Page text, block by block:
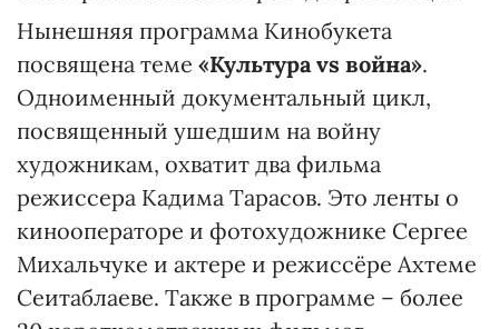
Нынешняя программа Кинобукета
посвящена теме «Культура vs война».
Одноименный документальный цикл,
посвященный ушедшим на войну
художникам, охватит два фильма
режиссера Кадима Тарасов. Это ленты о
кинооператоре и фотохудожнике Сергее
Михальчуке и актере и режиссёре Ахтеме
Сеитаблаеве. Также в программе – более